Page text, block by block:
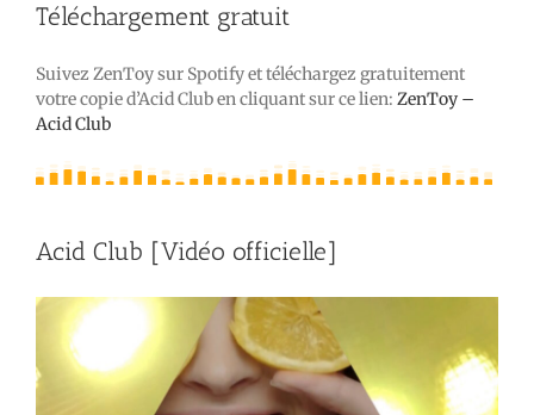
Téléchargement gratuit
Suivez ZenToy sur Spotify et téléchargez gratuitement
votre copie d’Acid Club en cliquant sur ce lien: ZenToy –
Acid Club
Acid Club [Vidéo officielle]